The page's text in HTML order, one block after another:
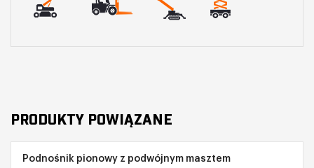
PRODUKTY POWIĄZANE
Podnośnik pionowy z podwójnym masztem